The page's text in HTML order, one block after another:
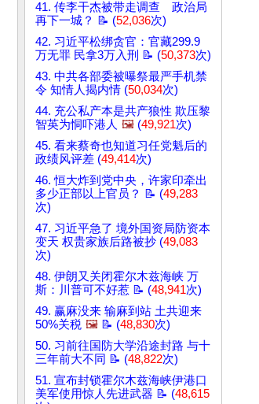
41. 传李干杰被带走调查 政治局
再下一城？ 📝 (52,036次)
42. 习近平松绑贪官：官藏299.9
万无罪 民拿3万入刑 📝 (50,373次)
43. 中共各部委被曝祭最严手机禁
令 知情人揭内情 (50,034次)
44. 充公私产本是共产狼性 欺压黎
智英为恫吓港人 🖼️ (49,921次)
45. 看来蔡奇也知道习任党魁后的
政绩风评差 (49,414次)
46. 恒大炸到党中央，许家印牵出
多少正部以上官员？ 📝 (49,283
次)
47. 习近平急了 境外国资局防资本
变天 权贵家族后路被抄 (49,083
次)
48. 伊朗又关闭霍尔木兹海峡 万
斯：川普可不好惹 📝 (48,941次)
49. 赢麻没来 输麻到站 土共迎来
50%关税 🖼️ 📝 (48,830次)
50. 习前往国防大学沿途封路 与十
三年前大不同 📝 (48,822次)
51. 宣布封锁霍尔木兹海峡伊港口
美军使用惊人先进武器 📝 (48,615